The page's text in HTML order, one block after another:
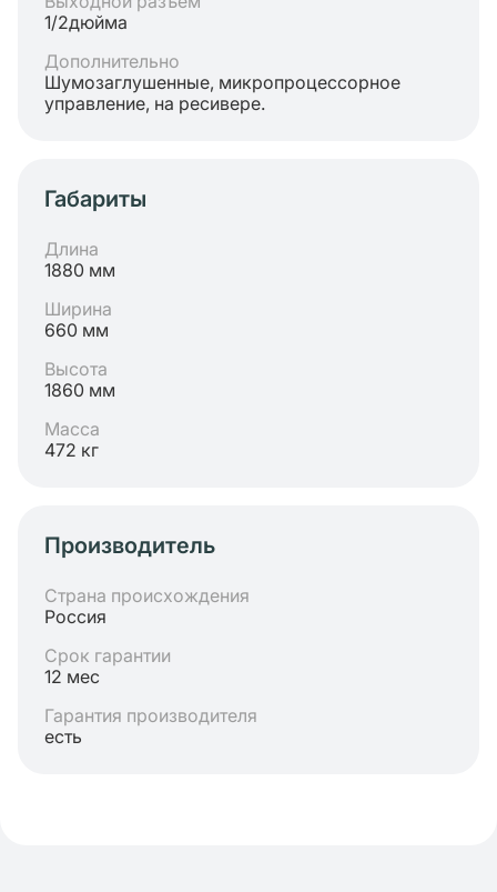
1/2дюйма
Дополнительно
Шумозаглушенные, микропроцессорное
управление, на ресивере.
Габариты
Длина
1880 мм
Ширина
660 мм
Высота
1860 мм
Масса
472 кг
Производитель
Страна происхождения
Россия
Срок гарантии
12 мес
Гарантия производителя
есть